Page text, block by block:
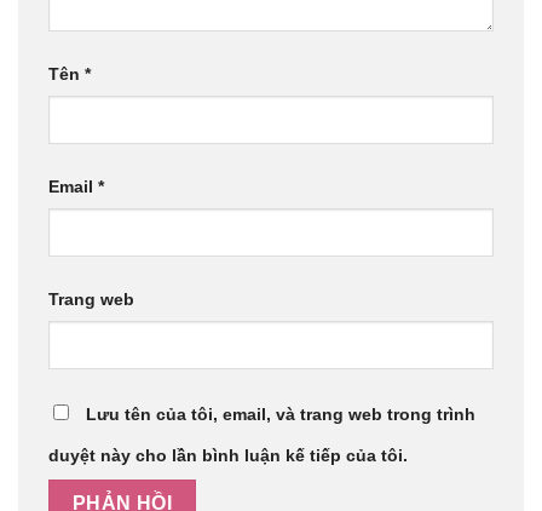
Tên *
Email *
Trang web
Lưu tên của tôi, email, và trang web trong trình
duyệt này cho lần bình luận kế tiếp của tôi.